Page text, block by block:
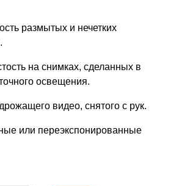
размытых и нечетких
на снимках, сделанных в
освещения.
видео, снятого с рук.
или переэкспонированные